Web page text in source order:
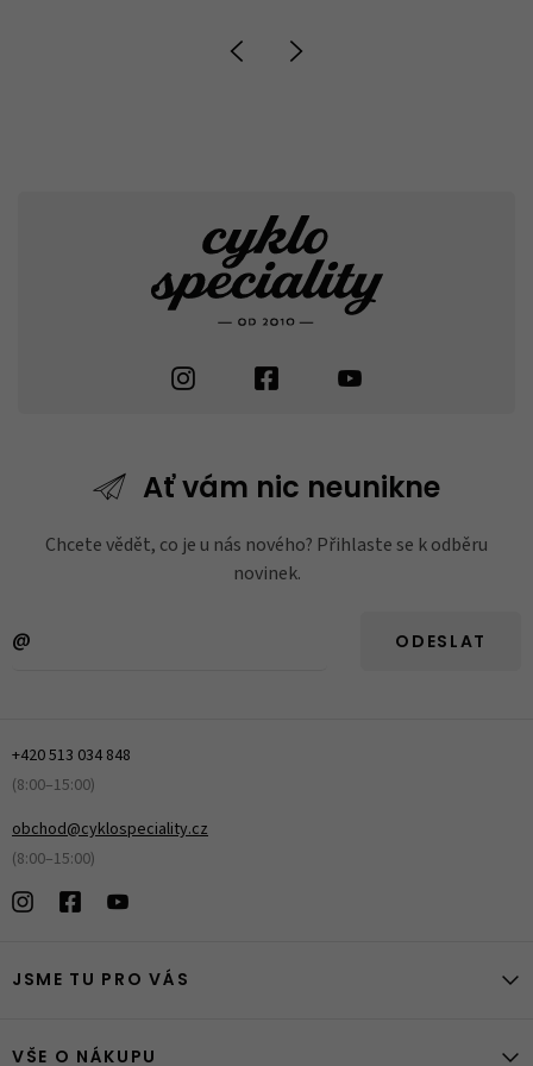
Ať vám nic neunikne
Chcete vědět, co je u nás nového? Přihlaste se k odběru
novinek.
ODESLAT
+420 513 034 848
(8:00–15:00)
obchod@cyklospeciality.cz
(8:00–15:00)
JSME TU PRO VÁS
VŠE O NÁKUPU